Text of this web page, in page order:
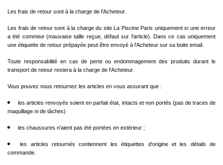
Les frais de retour sont à la charge de l'Acheteur.
Les frais de retour sont à la charge du site La Piscine Paris uniquement si une erreur
a été commise (mauvaise taille reçue, défaut sur l'article). Dans ce cas uniquement
une étiquette de retour prépayée peut être envoyé à l'Acheteur sur sa boite email.
Toute responsabilité en cas de perte ou endommagement des produits durant le
transport de retour restera à la charge de l'Acheteur.
Vous pouvez nous retournez les articles en vous assurant que :
les articles renvoyés soient en parfait état, intacts et non portés (pas de traces de
maquillage ni de tâches)
les chaussures n'aient pas été portées en extérieur ;
les articles retournés contiennent les étiquettes d'origine et les détails de
commande.